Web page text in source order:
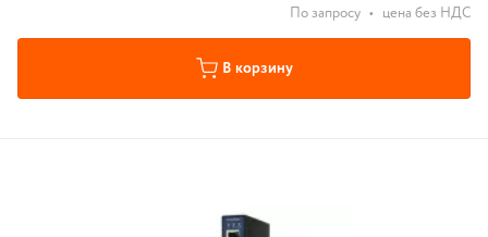
По запросу • цена без НДС
В корзину